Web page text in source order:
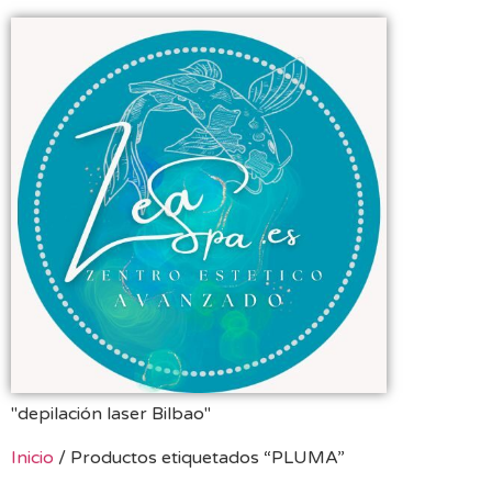
"depilación laser Bilbao"
Inicio / Productos etiquetados “PLUMA”